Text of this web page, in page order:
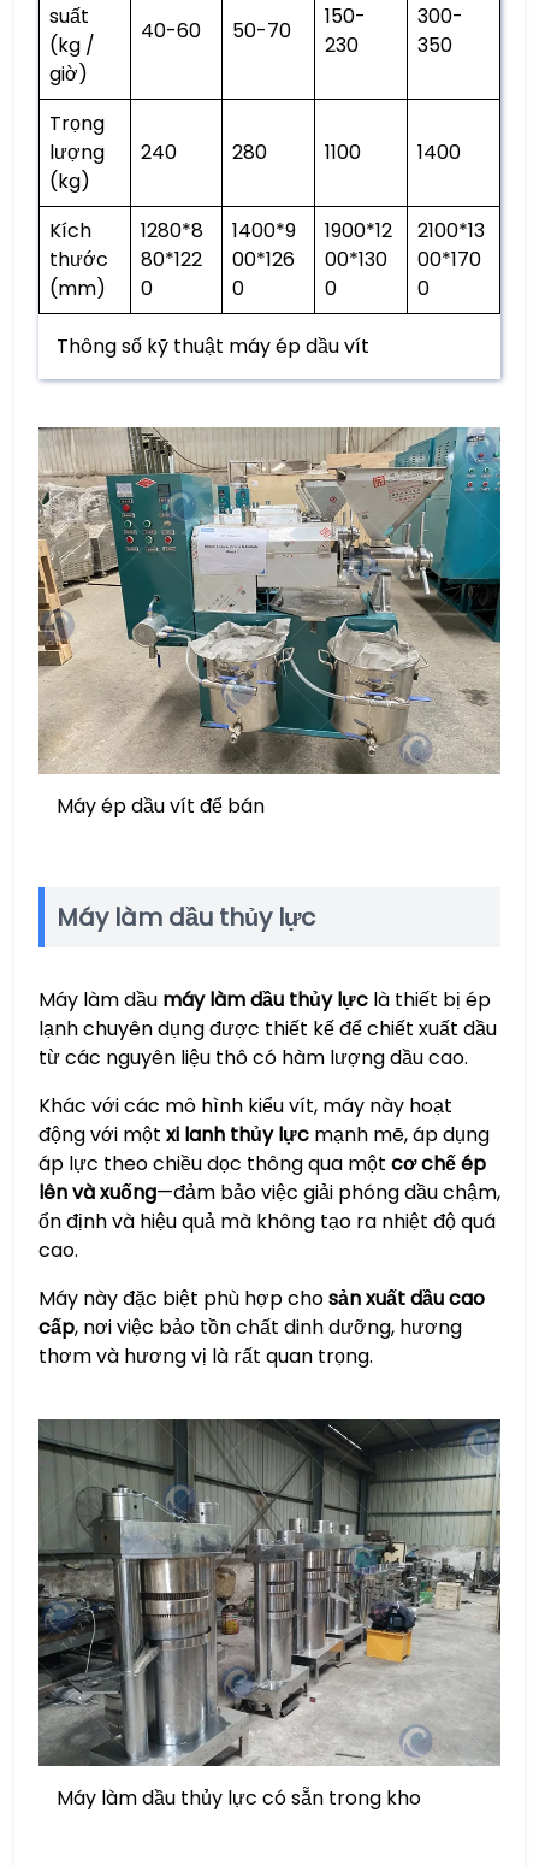
suất
(kg /
giờ)
40-60 50-70
150-
230
300-
350
Trọng
lượng
(kg)
240 280 1100 1400
Kích
thước
(mm)
1280*8
80*122
0
1400*9
00*126
0
1900*12
00*130
0
2100*13
00*170
0
Thông số kỹ thuật máy ép dầu vít
Máy ép dầu vít để bán
Máy làm dầu thủy lực
Máy làm dầu máy làm dầu thủy lực là thiết bị ép
lạnh chuyên dụng được thiết kế để chiết xuất dầu
từ các nguyên liệu thô có hàm lượng dầu cao.
Khác với các mô hình kiểu vít, máy này hoạt
động với một xi lanh thủy lực mạnh mẽ, áp dụng
áp lực theo chiều dọc thông qua một cơ chế ép
lên và xuống—đảm bảo việc giải phóng dầu chậm,
ổn định và hiệu quả mà không tạo ra nhiệt độ quá
cao.
Máy này đặc biệt phù hợp chosản xuất dầu cao
cấp, nơi việc bảo tồn chất dinh dưỡng, hương
thơm và hương vị là rất quan trọng.
Máy làm dầu thủy lực có sẵn trong kho